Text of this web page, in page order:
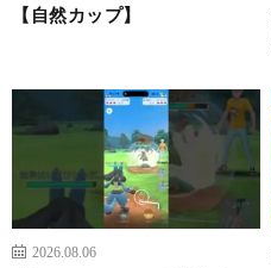
【自然カップ】
2026.08.06